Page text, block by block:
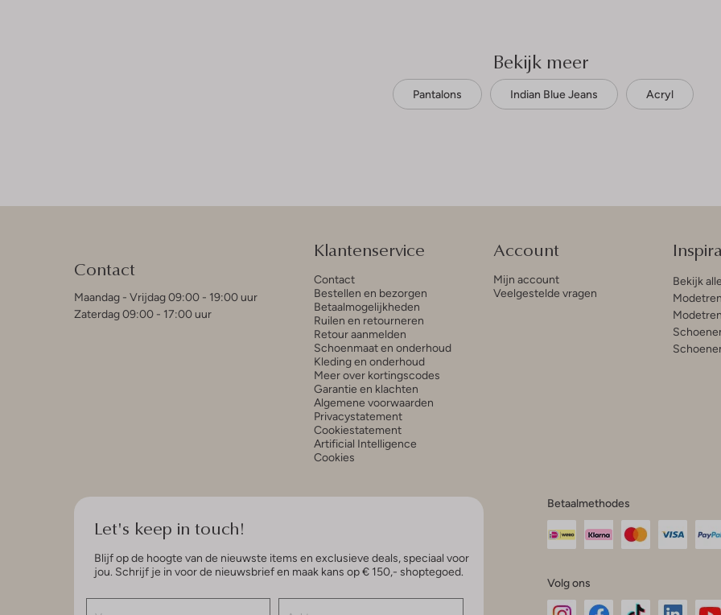
Bekijk meer
Pantalons Indian Blue Jeans Acryl
Contact
Maandag - Vrijdag 09:00 - 19:00 uur
Zaterdag 09:00 - 17:00 uur
Klantenservice
Contact
Bestellen en bezorgen
Betaalmogelijkheden
Ruilen en retourneren
Retour aanmelden
Schoenmaat en onderhoud
Kleding en onderhoud
Meer over kortingscodes
Garantie en klachten
Algemene voorwaarden
Privacystatement
Cookiestatement
Artificial Intelligence
Cookies
Account
Mijn account
Veelgestelde vragen
Bekijk
Let's keep in touch!
Blijf op de hoogte van de nieuwste items en exclusieve deals, speciaal voor
jou. Schrijf je in voor de nieuwsbrief en maak kans op € 150,- shoptegoed.
Betaalmethodes
Volg ons